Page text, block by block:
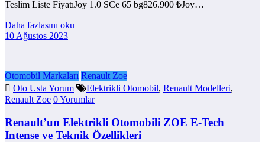
Teslim Liste FiyatıJoy 1.0 SCe 65 bg826.900 ₺Joy…
Daha fazlasını oku
10 Ağustos 2023
Otomobil Markaları Renault Zoe
Oto Usta Yorum
Elektrikli Otomobil, Renault Modelleri,
Renault Zoe 0 Yorumlar
Renault’un Elektrikli Otomobili ZOE E-Tech
Intense ve Teknik Özellikleri